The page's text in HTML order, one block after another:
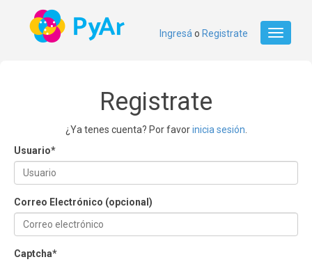
Toggle
Ingresá o Registrate
Registrate
¿Ya tenes cuenta? Por favorinicia sesión
Usuario*
Correo Electrónico (opcional)
Captcha*